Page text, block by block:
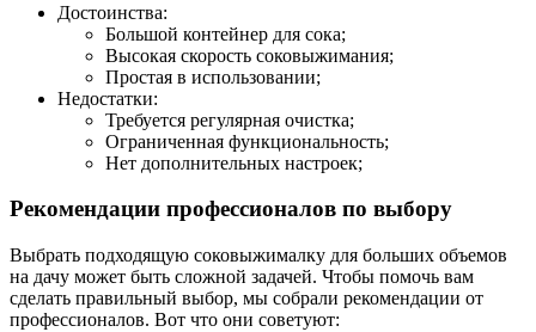
Достоинства:
Большой контейнер для сока;
Высокая скорость соковыжимания;
Простая в использовании;
Недостатки:
Требуется регулярная очистка;
Ограниченная функциональность;
Нет дополнительных настроек;
Рекомендации профессионалов по выбору
Выбрать подходящую соковыжималку для больших объемов
на дачу может быть сложной задачей. Чтобы помочь вам
сделать правильный выбор, мы собрали рекомендации от
профессионалов. Вот что они советуют: